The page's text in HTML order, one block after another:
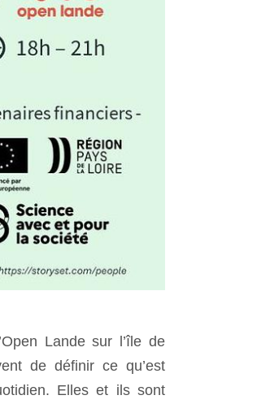
Lande sur l’île de
de définir ce qu’est
Elles et ils sont